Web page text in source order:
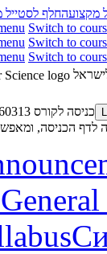
מקצועהחלף
Switch to
Switch to
Switch to
כניסה לקורס 02360313 Winter2024-2025
לדף הכניסה,